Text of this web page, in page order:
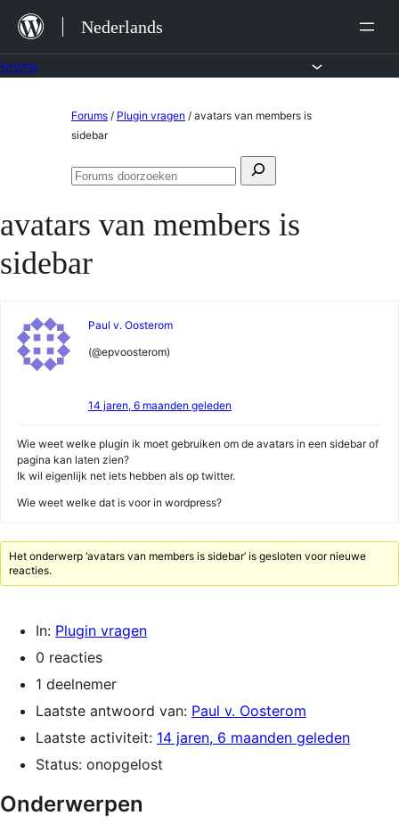
naar
de
Nederlands
Forums / Plugin vragen / avatars van members is
sidebar
Zoeken
Forums
avatars van members is
sidebar
Paul v. Oosterom
(@epvoosterom)
14 jaren, 6 maanden geleden
Wie weet welke plugin ik moet gebruiken om de avatars in een sidebar of
pagina kan laten zien?
Ik wil eigenlijk net iets hebben als op twitter.
Wie weet welke dat is voor in wordpress?
Het onderwerp ‘avatars van members is sidebar’ is gesloten voor nieuwe
reacties.
In: Plugin vragen
0 reacties
1 deelnemer
Laatste antwoord van: Paul v. Oosterom
Laatste activiteit: 14 jaren, 6 maanden geleden
Status: onopgelost
Onderwerpen